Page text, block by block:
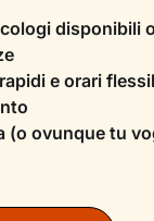
disponibili
e orari
(o ovunque tu